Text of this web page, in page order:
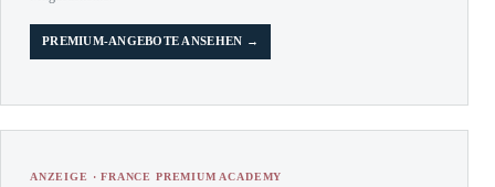
PREMIUM-ANGEBOTE ANSEHEN →
ANZEIGE · FRANCE PREMIUM ACADEMY